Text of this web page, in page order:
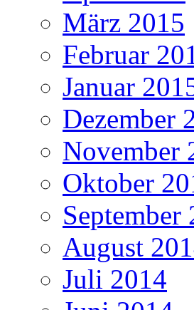
März 2015
Februar
Januar
Dezember
November
Oktober
September
August
Juli 2014